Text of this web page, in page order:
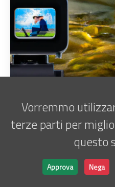
Iscriviti alla
Marco Antani •
Powered byHugo&
Vorremmo
terze parti per
questo
Approva Nega